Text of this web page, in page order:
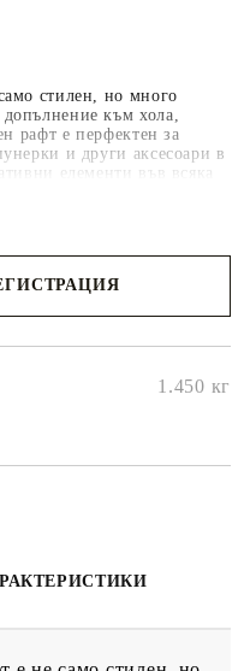
стилен, но много
към хола,
рафт е перфектен за
и други аксесоари в
елементи във всяка
от цинкова сплав и
има товароносимост
1.450 кг